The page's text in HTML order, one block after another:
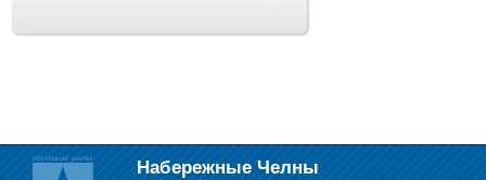
Шляпные коробочки производим
производим в Набережных Челнах
Набережные Челны